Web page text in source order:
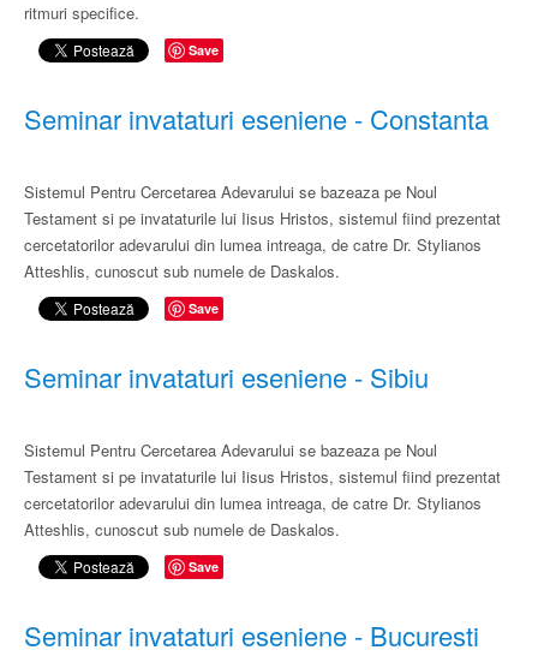
ritmuri specifice.
Save
Seminar invataturi eseniene - Constanta
Sistemul Pentru Cercetarea Adevarului se bazeaza pe Noul
Testament si pe invataturile lui Iisus Hristos, sistemul fiind prezentat
cercetatorilor adevarului din lumea intreaga, de catre Dr. Stylianos
Atteshlis, cunoscut sub numele de Daskalos.
Save
Seminar invataturi eseniene - Sibiu
Sistemul Pentru Cercetarea Adevarului se bazeaza pe Noul
Testament si pe invataturile lui Iisus Hristos, sistemul fiind prezentat
cercetatorilor adevarului din lumea intreaga, de catre Dr. Stylianos
Atteshlis, cunoscut sub numele de Daskalos.
Save
Seminar invataturi eseniene - Bucuresti